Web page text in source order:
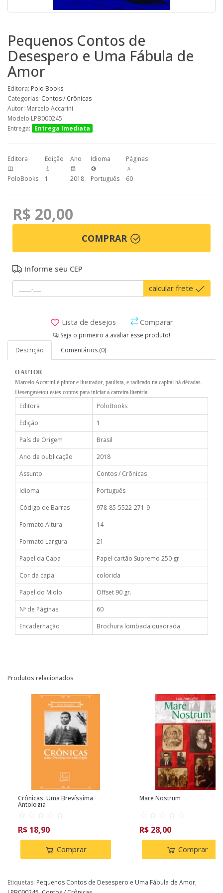
Pequenos Contos de
Desespero e Uma Fábula de
Amor
Editora: Polo Books
Categorias: Contos / Crônicas
Autor: Marcelo Accarini
Modelo LPB000245
Entrega: Entrega Imediata
Editora
PoloBooks
Edição
1
Ano
2018
Idioma
Português
Páginas
60
R$ 20,00
COMPRAR
Informe seu CEP
calcular frete
Lista de desejos Comparar
Seja o primeiro a avaliar esse produto!
Descrição
Comentários (0)
O AUTOR
Marcelo Accarini é pintor e ilustrador, paulista, e radicado na capital há décadas.
Desengavetou estes contos para iniciar a carreira literária.
Editora
PoloBooks
Edição
1
País de Origem
Brasil
Ano de publicação
2018
Assunto
Contos / Crônicas
Idioma
Português
Código de Barras
978-85-5522-271-9
Formato Altura
14
Formato Largura
21
Papel da Capa
Papel cartão Supremo 250 gr
Cor da capa
colorida
Papel do Miolo
Offset 90 gr.
Nº de Páginas
60
Encadernação
Brochura lombada quadrada
Produtos relacionados
Crônicas: Uma Brevíssima
Antologia
R$ 18,90
Comprar
Mare Nostrum
R$ 28,00
Comprar
Etiquetas: Pequenos Contos de Desespero e Uma Fábula de Amor,